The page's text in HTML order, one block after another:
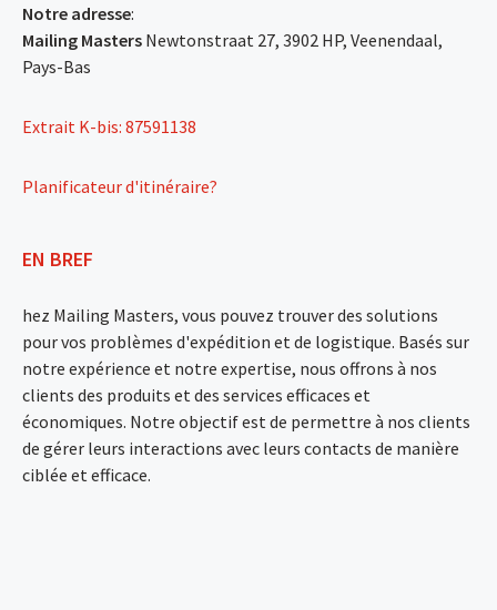
Notre adresse:
Mailing Masters Newtonstraat 27, 3902 HP, Veenendaal,
Pays-Bas
Extrait K-bis: 87591138
Planificateur d'itinéraire?
EN BREF
hez Mailing Masters, vous pouvez trouver des solutions
pour vos problèmes d'expédition et de logistique. Basés sur
notre expérience et notre expertise, nous offrons à nos
clients des produits et des services efficaces et
économiques. Notre objectif est de permettre à nos clients
de gérer leurs interactions avec leurs contacts de manière
ciblée et efficace.